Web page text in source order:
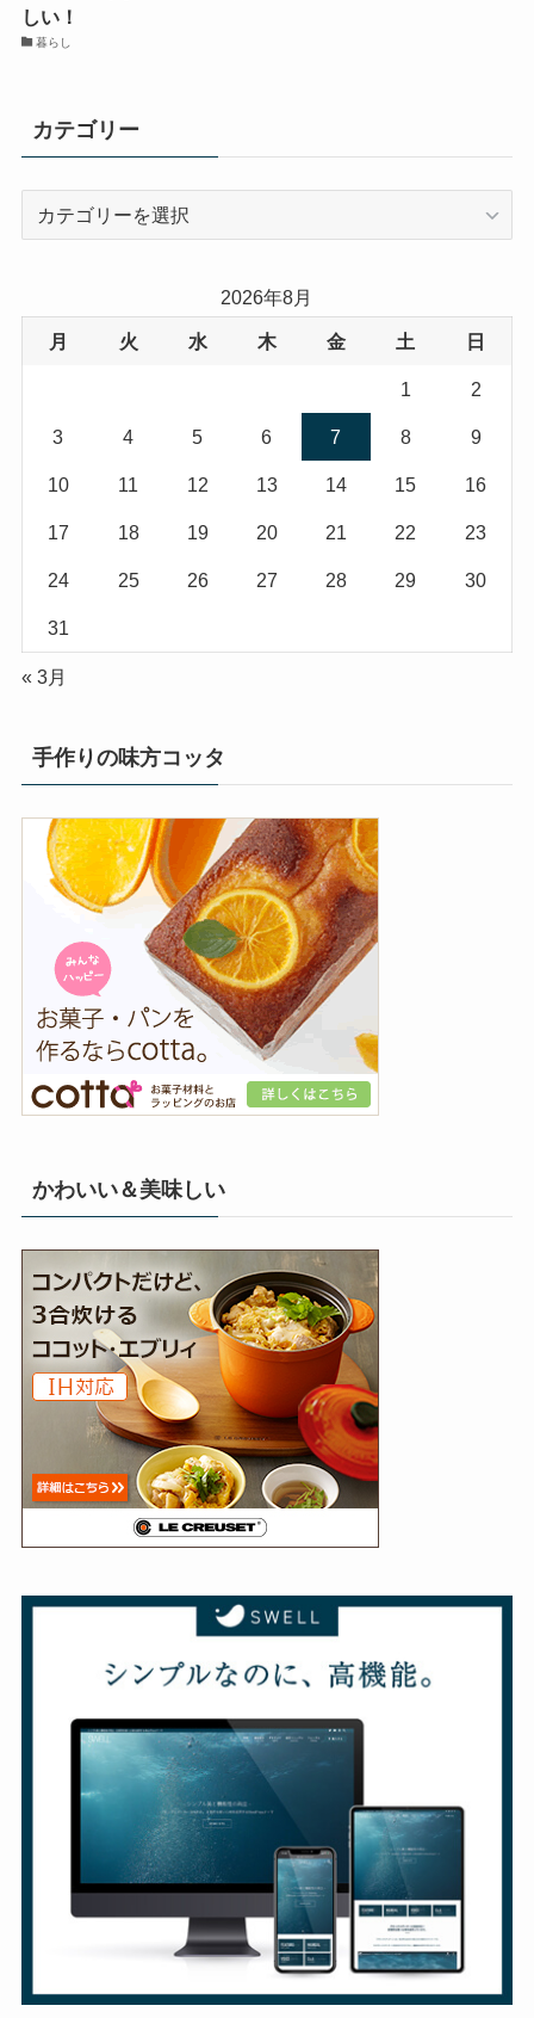
しい！
暮らし
カテゴリー
ー
2026年8月
月 火 水 木 金 土 日
1 2
3 4 5 6 7 8 9
10 11 12 13 14 15 16
17 18 19 20 21 22 23
24 25 26 27 28 29 30
31
« 3月
手作りの味方コッタ
かわいい＆美味しい